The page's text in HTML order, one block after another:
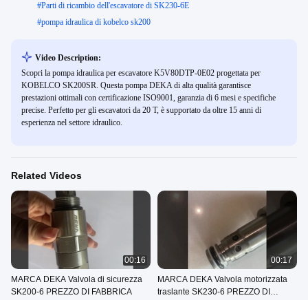
#Parti di ricambio dell'escavatore di SK230-6E
#pompa idraulica di kobelco sk200
Video Description:
Scopri la pompa idraulica per escavatore K5V80DTP-0E02 progettata per
KOBELCO SK200SR. Questa pompa DEKA di alta qualità garantisce
prestazioni ottimali con certificazione ISO9001, garanzia di 6 mesi e specifiche
precise. Perfetto per gli escavatori da 20 T, è supportato da oltre 15 anni di
esperienza nel settore idraulico.
Related Videos
00:16
MARCA DEKA Valvola di sicurezza
SK200-6 PREZZO DI FABBRICA
00:17
MARCA DEKA Valvola motorizzata
traslante SK230-6 PREZZO DI